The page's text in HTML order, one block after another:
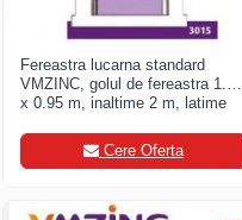
Fereastra lucarna standard
VMZINC, golul de fereastra 1.20
x 0.95 m, inaltime 2 m, latime
Cere Oferta